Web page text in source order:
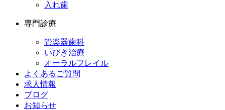
入れ歯
専門診療
管楽器歯科
いびき治療
オーラルフレイル
よくあるご質問
求人情報
ブログ
お知らせ